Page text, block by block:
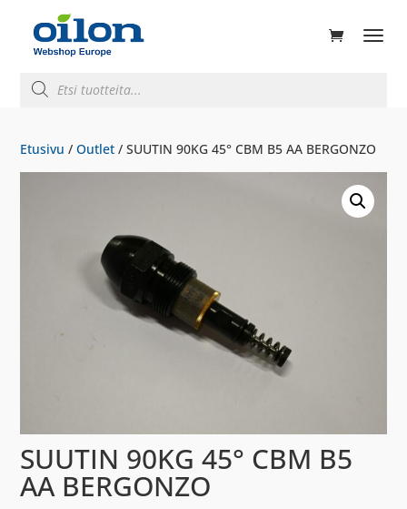
search
Etusivu /Outlet / SUUTIN 90KG 45° CBM B5 AA BERGONZO
SUUTIN 90KG 45° CBM B5
AA BERGONZO